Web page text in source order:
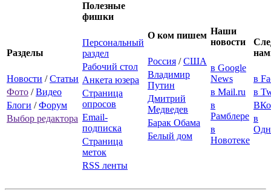
Разделы
Новости /Статьи
Фото /Видео
Блоги /Форум
Выбор редактора
Полезные
фишки
Персональный
раздел
Рабочий стол
Анкета юзера
Страница
опросов
Email-
подписка
Страница
меток
RSS ленты
О ком пишем
Россия /США
Владимир
Путин
Дмитрий
Медведев
Барак Обама
Белый дом
Наши
новости
в Google
News
в Mail.ru
в
Рамблере
в
Новотеке
в
в
в